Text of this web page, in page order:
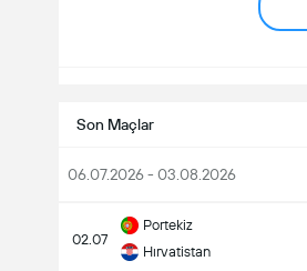
Son Maçlar
06.07.2026 - 03.08.2026
02.07
Portekiz
Hırvatistan